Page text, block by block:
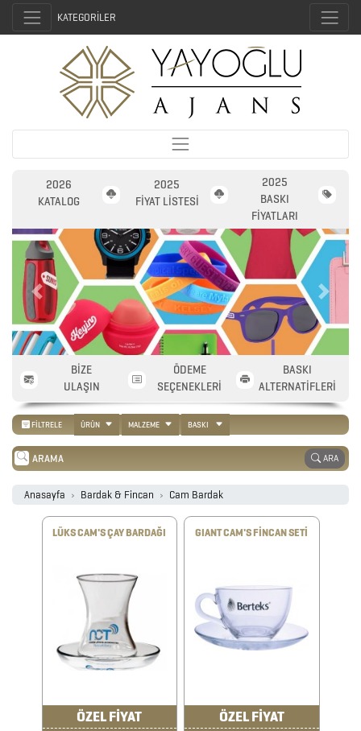
2026
PROMOSYON
PROMOSYON
ANAHTARLIK
KATEGORİLER
2026
KATALOG
2025
FİYAT LİSTESİ
2025
BASKI
FİYATLARI
Previous Next
BİZE
ULAŞIN
ÖDEME
SEÇENEKLERİ
BASKI
ALTERNATİFLERİ
FİLTRELE ÜRÜN MALZEME BASKI
ARA
Anasayfa Bardak & Fincan Cam Bardak
LÜKS CAM'S ÇAY BARDAĞI
ÖZEL FİYAT
GIANT CAM'S FİNCAN SETİ
ÖZEL FİYAT